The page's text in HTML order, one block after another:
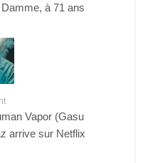
à 71 ans
Vapor (Gasu
arrive sur Netflix